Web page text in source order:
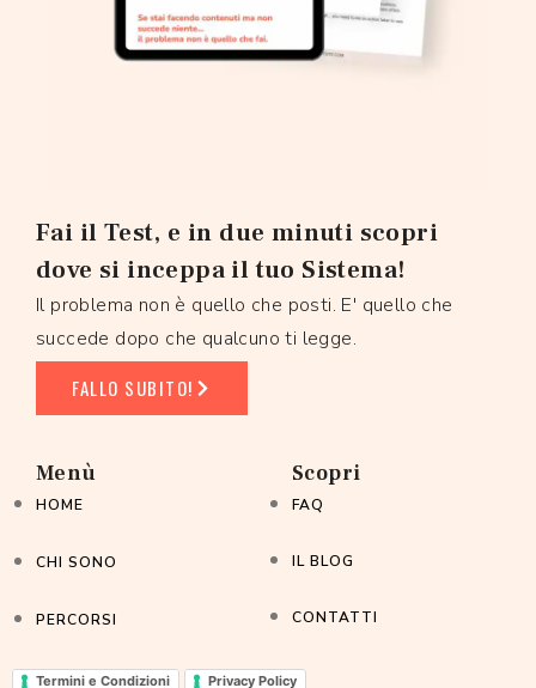
Fai il Test, e in due minuti scopri
dove si inceppa il tuo Sistema!
Il problema non è quello che posti. E' quello che
succede dopo che qualcuno ti legge.
FALLO SUBITO!
Menù
HOME
CHI SONO
PERCORSI
Scopri
FAQ
IL BLOG
CONTATTI
Termini e Condizioni Privacy Policy